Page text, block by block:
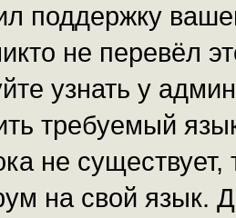
поддержку
не перевёл
узнать у
требуемый
не
на свой язык.